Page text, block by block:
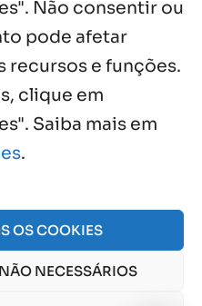
Não consentir ou
pode afetar
recursos e funções.
clique em
Saiba mais em
.
OS COOKIES
NECESSÁRIOS
|